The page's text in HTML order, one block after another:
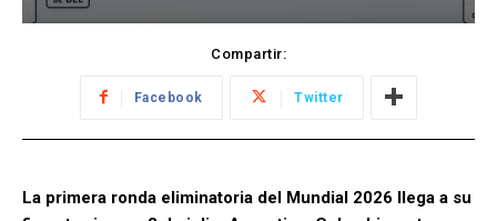
Compartir:
Facebook Twitter
La primera ronda eliminatoria del Mundial 2026 llega a su